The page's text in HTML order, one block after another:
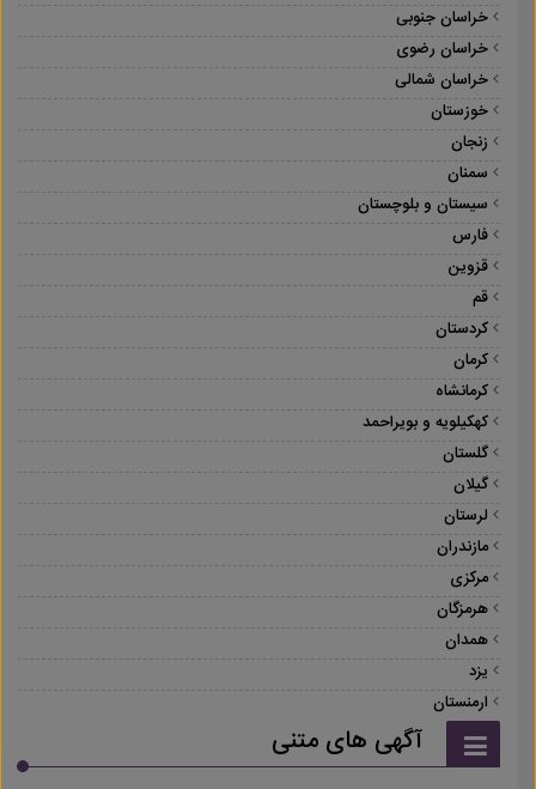
خراسان جنوبی
خراسان رضوی
خراسان شمالی
خوزستان
زنجان
سمنان
سیستان و بلوچستان
فارس
قزوین
قم
کردستان
کرمان
کرمانشاه
کهکیلویه و بویراحمد
گلستان
گیلان
لرستان
مازندران
مرکزی
هرمزگان
همدان
یزد
ارمنستان
آگهی های متنی